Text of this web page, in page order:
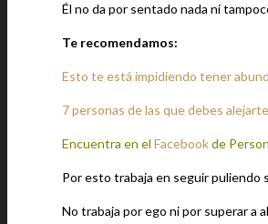
Él no da por sentado nada ni
Te recomendamos:
Esto te está impidiendo tener
7 personas de las que debes
Encuentra en el Facebookde
Por esto trabaja en seguir puliendo
No trabaja por ego ni por superar a